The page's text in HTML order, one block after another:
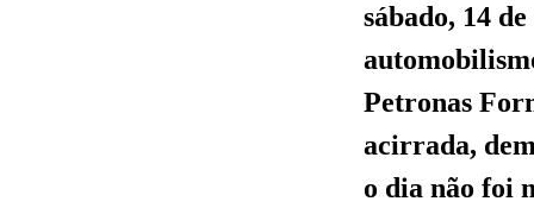
sábado, 14
Petronas
acirrada,
o dia não foi